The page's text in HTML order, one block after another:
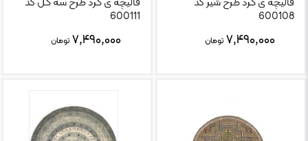
600108
۷,۴۹۰,۰۰۰ تومان
600111
۷,۴۹۰,۰۰۰ تومان